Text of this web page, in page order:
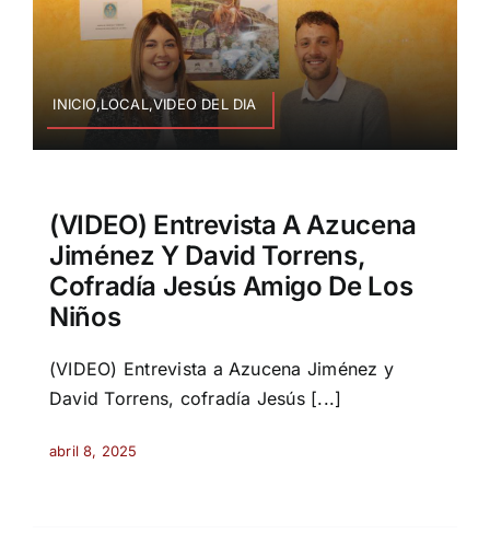
INICIO,LOCAL,VIDEO DEL DIA
(VIDEO) Entrevista A Azucena
Jiménez Y David Torrens,
Cofradía Jesús Amigo De Los
Niños
(VIDEO) Entrevista a Azucena Jiménez y
David Torrens, cofradía Jesús [...]
abril 8, 2025